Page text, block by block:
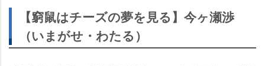
【窮鼠はチーズの夢を見る】今ヶ瀬渉
（いまがせ・わたる）